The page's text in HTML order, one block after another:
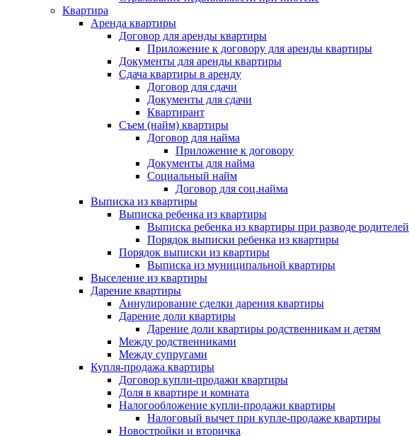
Квартира
Аренда квартиры
Договор для аренды квартиры
Приложение к договору для аренды квартиры
Документы для аренды квартиры
Сдача квартиры в аренду
Договор для сдачи
Документы для сдачи
Квартирант
Съем (найм) квартиры
Договор для найма
Приложение к договору
Документы для найма
Социальный найм
Договор для соц.найма
Выписка из квартиры
Выписка ребенка из квартиры
Выписка ребенка из квартиры при разводе родителей
Порядок выписки ребенка из квартиры
Порядок выписки из квартиры
Выписка из муниципальной квартиры
Выселение из квартиры
Дарение квартиры
Аннулирование сделки дарения квартиры
Дарение доли квартиры
Дарение доли квартиры родственникам и детям
Между родственниками
Между супругами
Купля-продажа квартиры
Договор купли-продажи квартиры
Доля в квартире и комната
Налогообложение купли-продажи квартиры
Налоговый вычет при купле-продаже квартиры
Новостройки и вторичка